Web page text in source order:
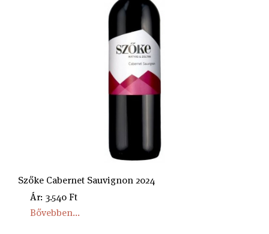
Szőke Cabernet Sauvignon 2024
Ár: 3.540 Ft
Bővebben...